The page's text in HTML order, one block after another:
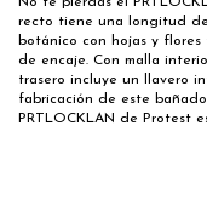
recto tiene una longitud
botánico con hojas y
de encaje. Con malla
trasero incluye un llavero
fabricación de este
PRTLOCKLAN de Protest